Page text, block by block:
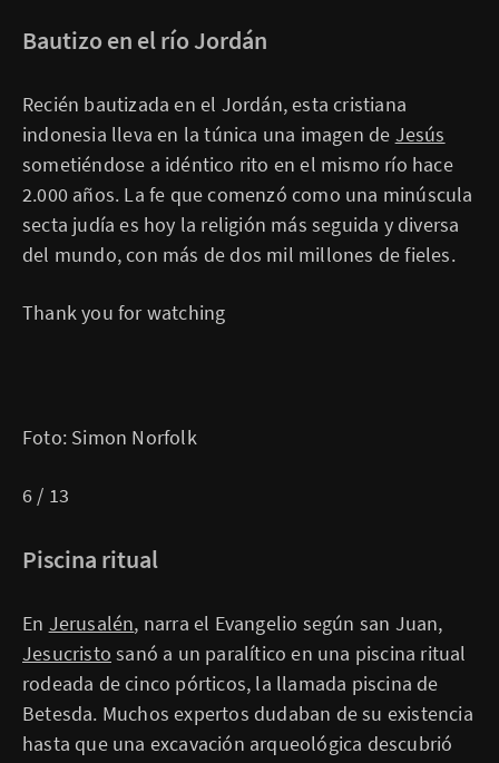
Bautizo en el río Jordán
Recién bautizada en el Jordán, esta cristiana
indonesia lleva en la túnica una imagen de Jesús
sometiéndose a idéntico rito en el mismo río hace
2.000 años. La fe que comenzó como una minúscula
secta judía es hoy la religión más seguida y diversa
del mundo, con más de dos mil millones de fieles.
Thank you for watching
Foto: Simon Norfolk
6 / 13
Piscina ritual
En Jerusalén, narra el Evangelio según san Juan,
Jesucristo sanó a un paralítico en una piscina ritual
rodeada de cinco pórticos, la llamada piscina de
Betesda. Muchos expertos dudaban de su existencia
hasta que una excavación arqueológica descubrió